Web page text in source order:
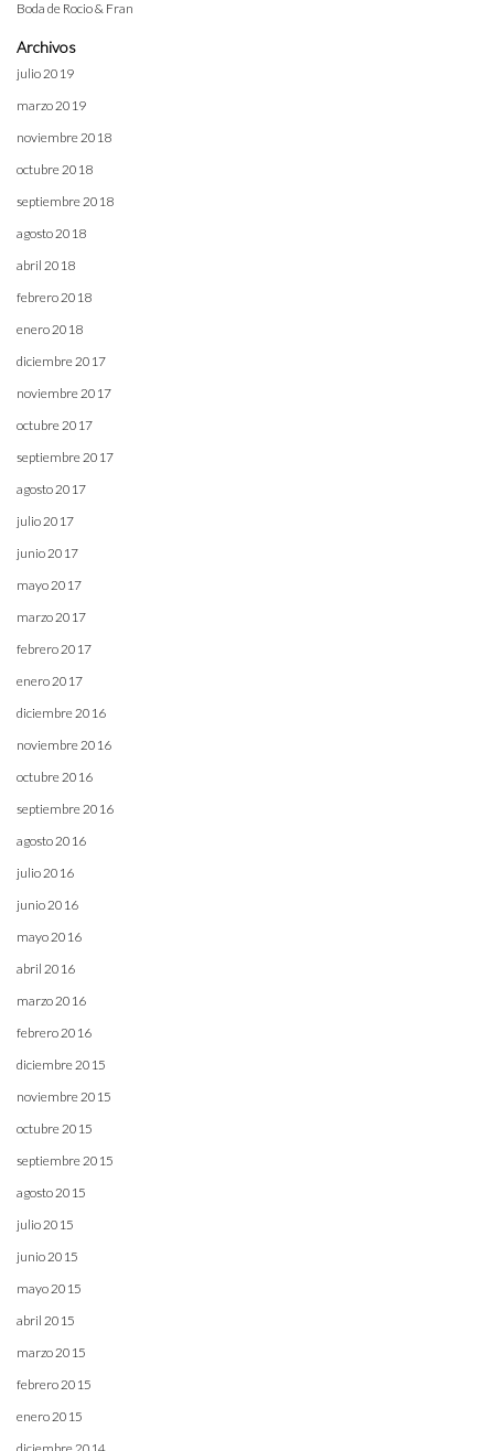
Boda de Rocio & Fran
Archivos
julio 2019
marzo 2019
noviembre 2018
octubre 2018
septiembre 2018
agosto 2018
abril 2018
febrero 2018
enero 2018
diciembre 2017
noviembre 2017
octubre 2017
septiembre 2017
agosto 2017
julio 2017
junio 2017
mayo 2017
marzo 2017
febrero 2017
enero 2017
diciembre 2016
noviembre 2016
octubre 2016
septiembre 2016
agosto 2016
julio 2016
junio 2016
mayo 2016
abril 2016
marzo 2016
febrero 2016
diciembre 2015
noviembre 2015
octubre 2015
septiembre 2015
agosto 2015
julio 2015
junio 2015
mayo 2015
abril 2015
marzo 2015
febrero 2015
enero 2015